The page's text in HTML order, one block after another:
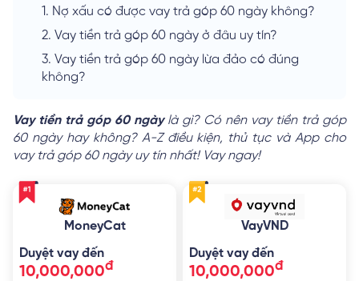
1. Nợ xấu có được vay trả góp 60 ngày không?
2. Vay tiền trả góp 60 ngày ở đâu uy tín?
3. Vay tiền trả góp 60 ngày lừa đảo có đúng
không?
Vay tiền trả góp 60 ngàylà gì? Có nên vay tiền trả góp
60 ngày hay không? A-Z điều kiện, thủ tục và App cho
vay trả góp 60 ngày uy tín nhất! Vay ngay!
MoneyCat
Duyệt vay đến
10,000,000đ
VayVND
Duyệt vay đến
10,000,000đ